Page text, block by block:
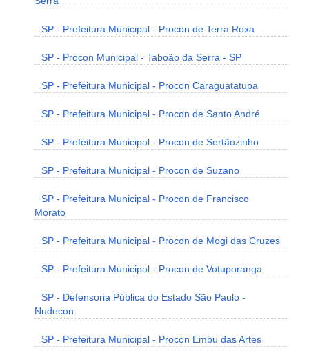
SP - Prefeitura Municipal - Procon de Terra Roxa
SP - Procon Municipal - Taboão da Serra - SP
SP - Prefeitura Municipal - Procon Caraguatatuba
SP - Prefeitura Municipal - Procon de Santo André
SP - Prefeitura Municipal - Procon de Sertãozinho
SP - Prefeitura Municipal - Procon de Suzano
SP - Prefeitura Municipal - Procon de Francisco
Morato
SP - Prefeitura Municipal - Procon de Mogi das Cruzes
SP - Prefeitura Municipal - Procon de Votuporanga
SP - Defensoria Pública do Estado São Paulo -
Nudecon
SP - Prefeitura Municipal - Procon Embu das Artes